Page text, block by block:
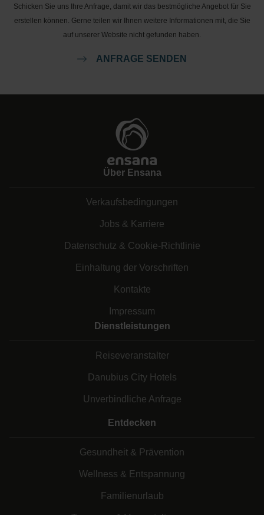
Schicken Sie uns Ihre Anfrage, damit wir das bestmögliche Angebot für Sie
erstellen können. Gerne teilen wir Ihnen weitere Informationen mit, die Sie
auf unserer Website nicht gefunden haben.
ANFRAGE SENDEN
Über Ensana
Verkaufsbedingungen
Jobs & Karriere
Datenschutz & Cookie-Richtlinie
Einhaltung der Vorschriften
Kontakte
Impressum
Dienstleistungen
Reiseveranstalter
Danubius City Hotels
Unverbindliche Anfrage
Entdecken
Gesundheit & Prävention
Wellness & Entspannung
Familienurlaub